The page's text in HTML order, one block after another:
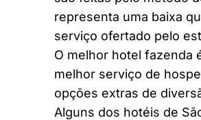
representa uma baixa
serviço ofertado pelo
O melhor hotel fazenda
melhor serviço de
opções extras de
Alguns dos hotéis de